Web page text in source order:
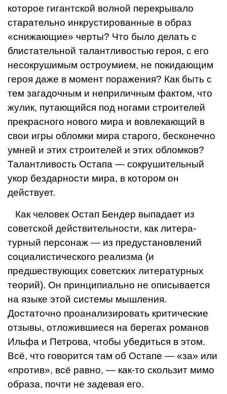
которое гигантской волной пе­рекрывало
старательно инкрустированные в образ
«снижающие» черты? Что было делать с
блистательной талантливостью героя, с его
несокрушимым остроумием, не поки­дающим
героя даже в момент поражения? Как быть с
тем загадочным и неприличным фактом, что
жулик, путающийся под нога­ми строителей
прекрасного нового мира и вовлекающий в
свои игры обломки мира ста­рого, бесконечно
умней и этих строителей и этих обломков?
Талантливость Остапа — сокрушительный
укор бездарности мира, в котором он
действует.
Как человек Остап Бендер выпадает из
советской действительности, как литера­
турный персонаж — из предустановлений
социалистического реализма (и
предшествующих советских литературных
теорий). Он принципиально не описывается
на язы­ке этой системы мышления.
Достаточно проанализировать критические
отзывы, от­ложившиеся на берегах романов
Ильфа и Петрова, чтобы убедиться в этом.
Всё, что говорится там об Остапе — «за» или
«против», всё равно, — как-то скользит мимо
образа, почти не задевая его.